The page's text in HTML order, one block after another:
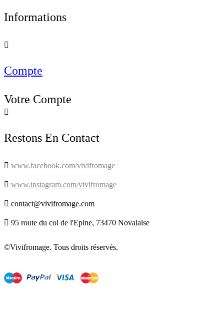
Informations

Compte
Votre Compte

Restons En Contact
 www.facebook.com/vivifromage
 www.instagram.com/vivifromage
 contact@vivifromage.com
 95 route du col de l'Epine, 73470 Novalaise
©Vivifromage. Tous droits réservés.